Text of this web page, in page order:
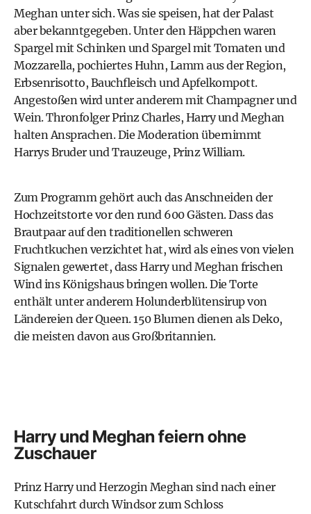
Meghan unter sich. Was sie speisen, hat der Palast
aber bekanntgegeben. Unter den Häppchen waren
Spargel mit Schinken und Spargel mit Tomaten und
Mozzarella, pochiertes Huhn, Lamm aus der Region,
Erbsenrisotto, Bauchfleisch und Apfelkompott.
Angestoßen wird unter anderem mit Champagner und
Wein. Thronfolger Prinz Charles, Harry und Meghan
halten Ansprachen. Die Moderation übernimmt
Harrys Bruder und Trauzeuge, Prinz William.
Zum Programm gehört auch das Anschneiden der
Hochzeitstorte vor den rund 600 Gästen. Dass das
Brautpaar auf den traditionellen schweren
Fruchtkuchen verzichtet hat, wird als eines von vielen
Signalen gewertet, dass Harry und Meghan frischen
Wind ins Königshaus bringen wollen. Die Torte
enthält unter anderem Holunderblütensirup von
Ländereien der Queen. 150 Blumen dienen als Deko,
die meisten davon aus Großbritannien.
Harry und Meghan feiern ohne
Zuschauer
Prinz Harry und Herzogin Meghan sind nach einer
Kutschfahrt durch Windsor zum Schloss